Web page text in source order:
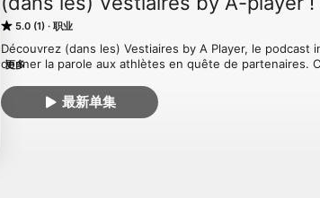
5.0 (1) 职业
Découvrez (dans les) Vestiaires by A Player, le podcast
donner la parole aux athlètes en quête de partenaires.
jour après jour pour propulser leur pays sur le devant
travers nos interviews captivantes, vivez leurs défis,
更多
最新单集